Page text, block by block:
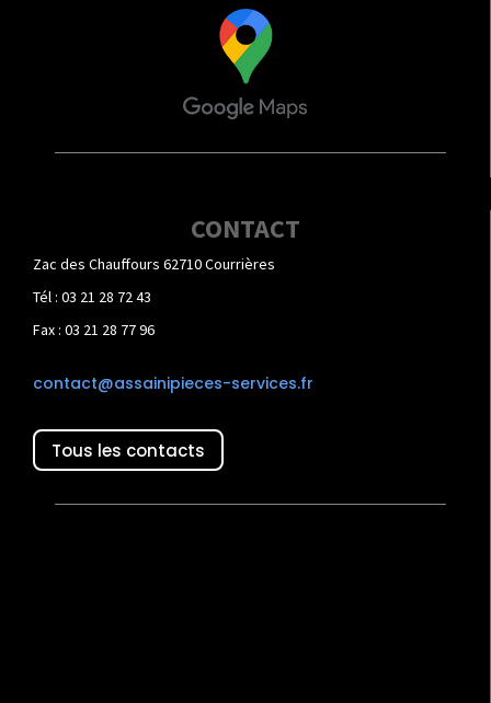
CONTACT
Zac des Chauffours 62710 Courrières
Tél : 03 21 28 72 43
Fax : 03 21 28 77 96
contact@assainipieces-services.fr
Tous les contacts